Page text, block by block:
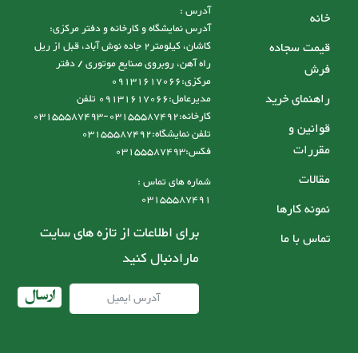
خانه
قیمت سجاده
فرش
راهنمای خرید
قوانین و
مقررات
مقالات
نمونه کارها
تماس با ما
آدرس :
آدرس نمایشگاه و کارخانه و دفتر مرکزی:
کاشان، کیلومتر2 جاده نوش آباد، قبل از ریل
راه آهن، روبروی صنایع موتوری / دفتر
مرکزی:09131617066
مدیرعامل:09131617066 تلفن
کارخانه:03155587492-03155587493
تلفن نمایشگاه:03155587492
فکس:03155587493
شماره های تماس :
03155587491
برای اطلاعات از تازه های سایت
مارادنبال کنید
ارسال